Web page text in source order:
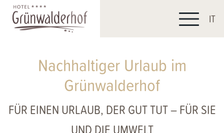
IT
Nachhaltiger Urlaub im
Grünwalderhof
FÜR EINEN URLAUB, DER GUT TUT – FÜR SIE
UND DIE UMWELT